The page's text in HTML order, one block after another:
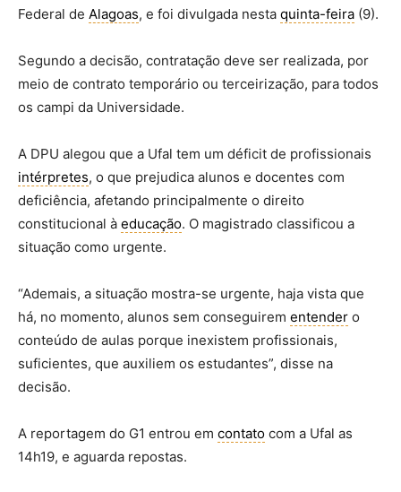
Federal de Alagoas, e foi divulgada nesta quinta-feira (9).
Segundo a decisão, contratação deve ser realizada, por
meio de contrato temporário ou terceirização, para todos
os campi da Universidade.
A DPU alegou que a Ufal tem um déficit de profissionais
intérpretes, o que prejudica alunos e docentes com
deficiência, afetando principalmente o direito
constitucional à educação. O magistrado classificou a
situação como urgente.
“Ademais, a situação mostra-se urgente, haja vista que
há, no momento, alunos sem conseguirem entender o
conteúdo de aulas porque inexistem profissionais,
suficientes, que auxiliem os estudantes”, disse na
decisão.
A reportagem do G1 entrou em contato com a Ufal as
14h19, e aguarda repostas.